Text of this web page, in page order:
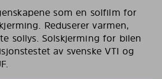
som en solfilm for
Reduserer varmen,
sollys. Solskjerming for bilen
av svenske VTI og